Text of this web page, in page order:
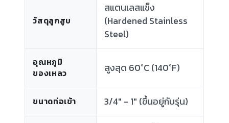
วัสดุลูกสูบ
สแตนเลสแข็ง
(Hardened Stainless
Steel)
อุณหภูมิ
ของเหลว
สูงสุด 60°C (140°F)
ขนาดท่อเข้า 3/4" - 1" (ขึ้นอยู่กับรุ่น)